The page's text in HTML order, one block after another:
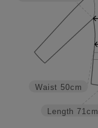
Length 71cm
Waist 50cm